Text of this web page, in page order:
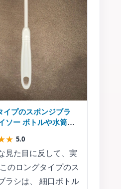
イプのスポンジブラ
ソー ボトルや水筒の
★ 5.0
見た目に反して、実
のロングタイプのス
ラシは、 細口ボトル